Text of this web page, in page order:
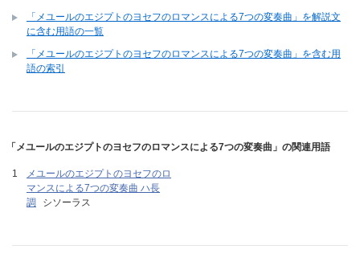
「メユールのエジプトのヨセフのロマンスによる7つの変奏曲」を解説文
に含む用語の一覧
「メユールのエジプトのヨセフのロマンスによる7つの変奏曲」を含む用
語の索引
「メユールのエジプトのヨセフのロマンスによる7つの変奏曲」の関連用語
メユールのエジプトのヨセフのロ
マンスによる7つの変奏曲 ハ長
調
シソーラス